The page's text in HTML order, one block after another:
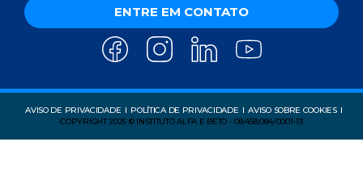
ENTRE EM CONTATO
AVISO DE PRIVACIDADE POLÍTICA DE PRIVACIDADE
AVISO SOBRE COOKIES
COPYRIGHT 2025 © INSTITUTO ALFA E BETO - 08.458.084/0001-13